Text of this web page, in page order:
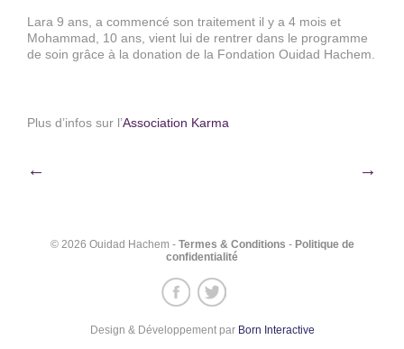
Lara 9 ans, a commencé son traitement il y a 4 mois et
Mohammad, 10 ans, vient lui de rentrer dans le programme
de soin grâce à la donation de la Fondation Ouidad Hachem.
Plus d’infos sur l’Association Karma
Navigation
l’article
← →
© 2026 Ouidad Hachem - Termes & Conditions - Politique de
confidentialité
Design & Développement par Born Interactive